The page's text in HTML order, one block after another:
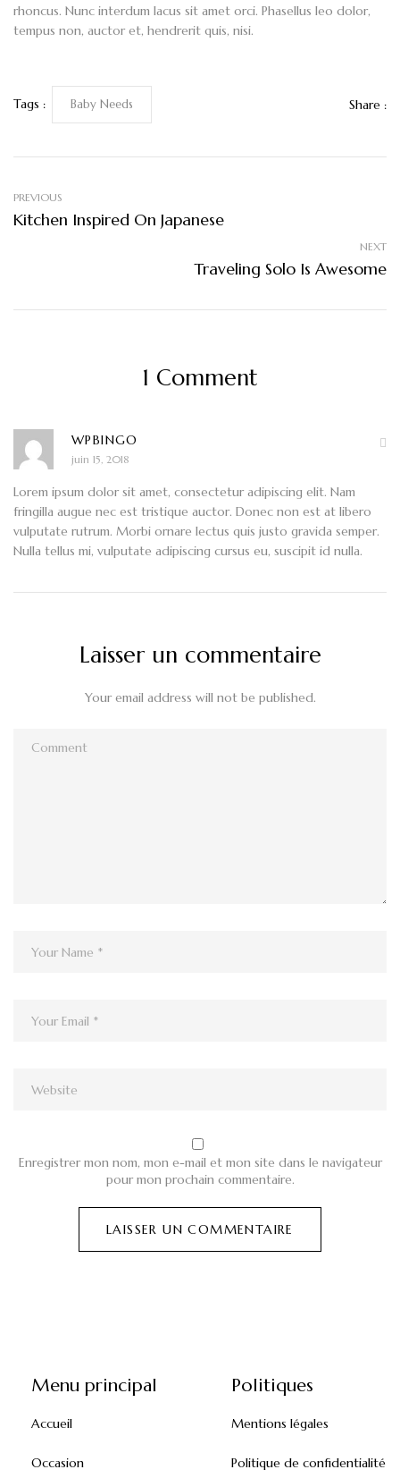
rhoncus. Nunc interdum lacus sit amet orci. Phasellus leo dolor,
tempus non, auctor et, hendrerit quis, nisi.
Tags : Baby Needs Share :
PREVIOUS
Kitchen Inspired On Japanese
NEXT
Traveling Solo Is Awesome
1 Comment
WPBINGO
juin 15, 2018
Lorem ipsum dolor sit amet, consectetur adipiscing elit. Nam
fringilla augue nec est tristique auctor. Donec non est at libero
vulputate rutrum. Morbi ornare lectus quis justo gravida semper.
Nulla tellus mi, vulputate adipiscing cursus eu, suscipit id nulla.
Laisser un commentaire
Your email address will not be published.
Enregistrer mon nom, mon e-mail et mon site dans le navigateur
pour mon prochain commentaire.
Menu principal
Accueil
Occasion
Politiques
Mentions légales
Politique de confidentialité